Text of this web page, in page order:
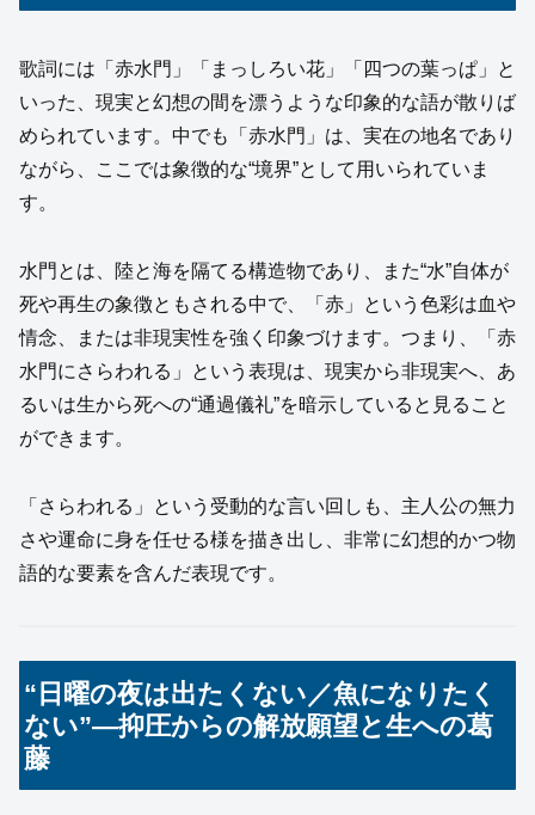
歌詞には「赤水門」「まっしろい花」「四つの葉っぱ」と
いった、現実と幻想の間を漂うような印象的な語が散りば
められています。中でも「赤水門」は、実在の地名であり
ながら、ここでは象徴的な“境界”として用いられていま
す。
水門とは、陸と海を隔てる構造物であり、また“水”自体が
死や再生の象徴ともされる中で、「赤」という色彩は血や
情念、または非現実性を強く印象づけます。つまり、「赤
水門にさらわれる」という表現は、現実から非現実へ、あ
るいは生から死への“通過儀礼”を暗示していると見ること
ができます。
「さらわれる」という受動的な言い回しも、主人公の無力
さや運命に身を任せる様を描き出し、非常に幻想的かつ物
語的な要素を含んだ表現です。
“日曜の夜は出たくない／魚になりたく
ない”―抑圧からの解放願望と生への葛
藤